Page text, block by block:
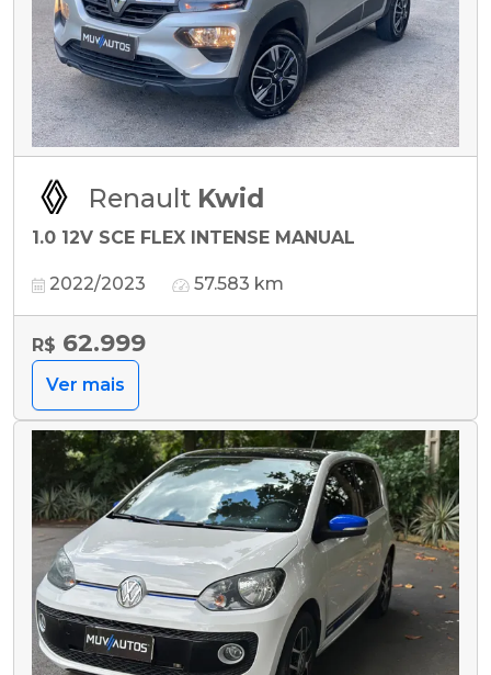
Renault Kwid
1.0 12V SCE FLEX INTENSE MANUAL
2022/2023 57.583 km
R$ 62.999
Ver mais